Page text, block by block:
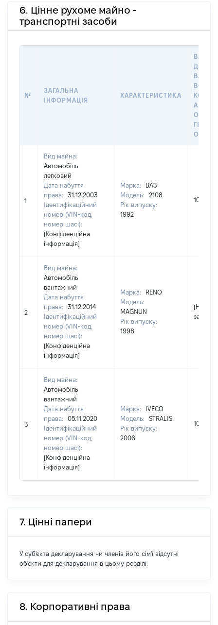
6. Цінне рухоме майно -
транспортні засоби
№
ЗАГАЛЬНА
ІНФОРМАЦІЯ
ХАРАКТЕРИСТИКА
ДАТУ
АБО
1
Вид майна:
Автомобіль
легковий
Дата набуття
права:
31.12.2003
Ідентифікаційний
номер (VIN-код,
номер шасі):
[Конфіденційна
інформація]
Марка:
ВАЗ
Модель:
2108
Рік випуску:
1992
10000
2
Вид майна:
Автомобіль
вантажний
Дата набуття
права:
31.12.2014
Ідентифікаційний
номер (VIN-код,
номер шасі):
[Конфіденційна
інформація]
Марка:
RENO
Модель:
MAGNUN
Рік випуску:
1998
[Не
3
Вид майна:
Автомобіль
вантажний
Дата набуття
права:
05.11.2020
Ідентифікаційний
номер (VIN-код,
номер шасі):
[Конфіденційна
інформація]
Марка:
IVECO
Модель:
STRALIS
Рік випуску:
2006
10000
7. Цінні папери
У суб'єкта декларування чи членів його сім'ї відсутні
об'єкти для декларування в цьому розділі.
8. Корпоративні права